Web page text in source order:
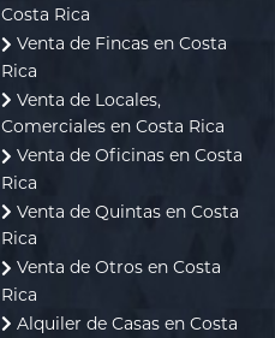
Costa Rica
Venta de Fincas en Costa
Rica
Venta de Locales,
Comerciales en Costa Rica
Venta de Oficinas en Costa
Rica
Venta de Quintas en Costa
Rica
Venta de Otros en Costa
Rica
Alquiler de Casas en Costa